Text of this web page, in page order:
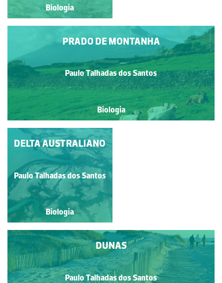
Biologia
Biologia
PRADO DE MONTANHA
Paulo Talhadas dos Santos
Biologia
RECIFE DE CORAL
Paulo Talhadas dos Santos
Biologia
DELTA AUSTRALIANO
Paulo Talhadas dos Santos
Biologia
DUNAS
Paulo Talhadas dos Santos